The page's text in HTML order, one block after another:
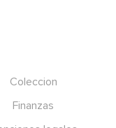
Coleccion
Finanzas